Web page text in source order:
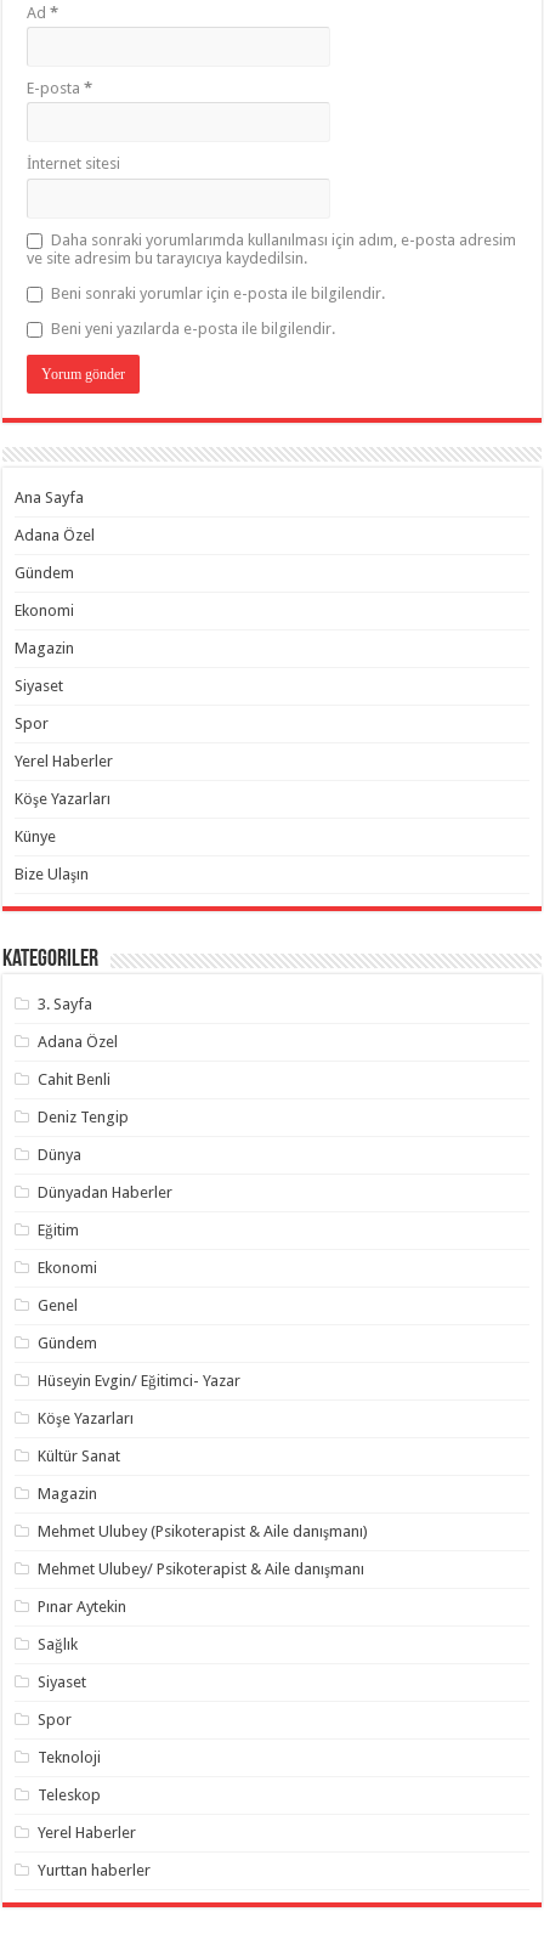
Ad*
E-posta*
İnternet sitesi
Daha sonraki yorumlarımda kullanılması için adım, e-posta adresim
ve site adresim bu tarayıcıya kaydedilsin.
Beni sonraki yorumlar için e-posta ile bilgilendir.
Beni yeni yazılarda e-posta ile bilgilendir.
Ana Sayfa
Adana Özel
Gündem
Ekonomi
Magazin
Siyaset
Spor
Yerel Haberler
Köşe Yazarları
Künye
Bize Ulaşın
Kategoriler
3. Sayfa
Adana Özel
Cahit Benli
Deniz Tengip
Dünya
Dünyadan Haberler
Eğitim
Ekonomi
Genel
Gündem
Hüseyin Evgin/ Eğitimci- Yazar
Köşe Yazarları
Kültür Sanat
Magazin
Mehmet Ulubey (Psikoterapist & Aile danışmanı)
Mehmet Ulubey/ Psikoterapist & Aile danışmanı
Pınar Aytekin
Sağlık
Siyaset
Spor
Teknoloji
Teleskop
Yerel Haberler
Yurttan haberler